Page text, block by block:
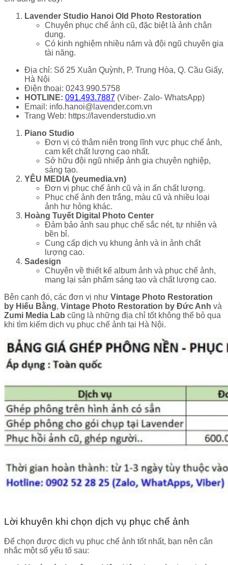
Lavender Studio Hanoi Old Photo Restoration
Chuyên phục chế ảnh cũ, đặc biệt là ảnh chân
dung.
Có kinh nghiệm nhiều năm và đội ngũ chuyên gia
tài năng.
Địa chỉ: Số 25 Xuân Quỳnh, P. Trung Hòa, Q. Cầu Giấy,
Hà Nội
Điện thoại: 0243.990.5758
HOTLINE: 091.493.7887 (Viber- Zalo- WhatsApp)
Email: info.hanoi@lavender.com.vn
Trang Web: https://lavenderstudio.vn
Piano Studio
Đơn vị có thâm niên trong lĩnh vực phục chế ảnh,
cam kết chất lượng cao nhất.
Sở hữu đội ngũ nhiếp ảnh gia chuyên nghiệp,
sáng tạo.
YÊU MEDIA (yeumedia.vn)
Đơn vị phục chế ảnh cũ và in ấn chất lượng.
Phục chế ảnh đen trắng, màu cũ và nhiều loại
ảnh hư hỏng khác.
Hoàng Tuyết Digital Photo Center
Đảm bảo ảnh sau phục chế sắc nét, tự nhiên và
bền bỉ.
Cung cấp dịch vụ khung ảnh và in ảnh chất
lượng cao.
Sadesign
Chuyên về thiết kế album ảnh và phục chế ảnh,
mang lại sản phẩm sáng tạo và chất lượng cao.
Bên cạnh đó, các đơn vị như Vintage Photo Restoration
by Hiếu Bằng, Vintage Photo Restoration by Đức Anh và
Zumi Media Lab cũng là những địa chỉ tốt không thể bỏ qua
khi tìm kiếm dịch vụ phục chế ảnh tại Hà Nội.
Lời khuyên khi chọn dịch vụ phục chế ảnh
Để chọn được dịch vụ phục chế ảnh tốt nhất, bạn nên cân
nhắc một số yếu tố sau: